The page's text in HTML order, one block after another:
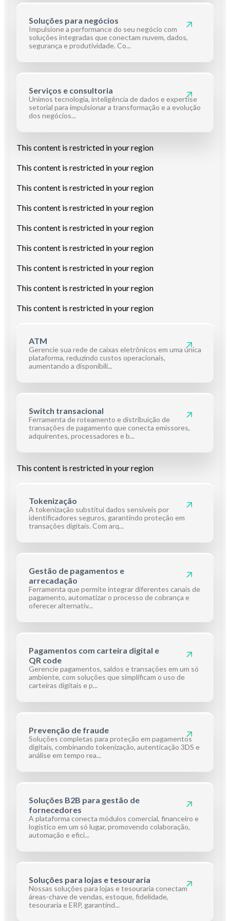
Soluções para negócios
Impulsione a performance do seu negócio com
soluções integradas que conectam nuvem, dados,
segurança e produtividade. Co...
Serviços e consultoria
Unimos tecnologia, inteligência de dados e expertise
setorial para impulsionar a transformação e a evolução
dos negócios...
This content is restricted in your region
This content is restricted in your region
This content is restricted in your region
This content is restricted in your region
This content is restricted in your region
This content is restricted in your region
This content is restricted in your region
This content is restricted in your region
This content is restricted in your region
ATM
Gerencie sua rede de caixas eletrônicos em uma única
plataforma, reduzindo custos operacionais,
aumentando a disponibili...
Switch transacional
Ferramenta de roteamento e distribuição de
transações de pagamento que conecta emissores,
adquirentes, processadores e b...
This content is restricted in your region
Tokenização
A tokenização substitui dados sensíveis por
identificadores seguros, garantindo proteção em
transações digitais. Com arq...
Gestão de pagamentos e
arrecadação
Ferramenta que permite integrar diferentes canais de
pagamento, automatizar o processo de cobrança e
oferecer alternativ...
Pagamentos com carteira digital e
QR code
Gerencie pagamentos, saldos e transações em um só
ambiente, com soluções que simplificam o uso de
carteiras digitais e p...
Prevenção de fraude
Soluções completas para proteção em pagamentos
digitais, combinando tokenização, autenticação 3DS e
análise em tempo rea...
Soluções B2B para gestão de
fornecedores
A plataforma conecta módulos comercial, financeiro e
logístico em um só lugar, promovendo colaboração,
automação e efici...
Soluções para lojas e tesouraria
Nossas soluções para lojas e tesouraria conectam
áreas-chave de vendas, estoque, fidelidade,
tesouraria e ERP, garantind...